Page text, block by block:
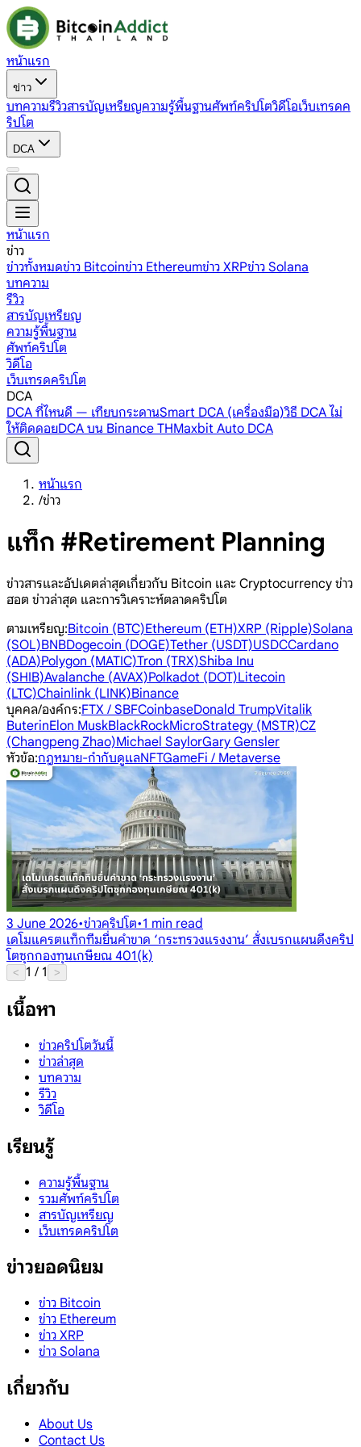
หน้าแรก
ข่าว
บทความรีวิวสารบัญเหรียญความรู้พื้นฐานศัพท์คริปโตวิดีโอเว็บเทรดค
ริปโต
DCA
หน้าแรก
ข่าว
ข่าวทั้งหมดข่าว Bitcoinข่าว Ethereumข่าว XRPข่าว Solana
บทความ
รีวิว
สารบัญเหรียญ
ความรู้พื้นฐาน
ศัพท์คริปโต
วิดีโอ
เว็บเทรดคริปโต
DCA
DCA ที่ไหนดี — เทียบกระดานSmart DCA (เครื่องมือ)วิธี DCA ไม่
ให้ติดดอยDCA บน Binance THMaxbit Auto DCA
หน้าแรก
/ข่าว
แท็ก #Retirement Planning
ข่าวสารและอัปเดตล่าสุดเกี่ยวกับ Bitcoin และ Cryptocurrency ข่าว
ฮอต ข่าวล่าสุด และการวิเคราะห์ตลาดคริปโต
ตามเหรียญ:Bitcoin (BTC)Ethereum (ETH)XRP (Ripple)Solana
(SOL)BNBDogecoin (DOGE)Tether (USDT)USDCCardano
(ADA)Polygon (MATIC)Tron (TRX)Shiba Inu
(SHIB)Avalanche (AVAX)Polkadot (DOT)Litecoin
(LTC)Chainlink (LINK)Binance
บุคคล/องค์กร:FTX / SBFCoinbaseDonald TrumpVitalik
ButerinElon MuskBlackRockMicroStrategy (MSTR)CZ
(Changpeng Zhao)Michael SaylorGary Gensler
หัวข้อ:กฎหมาย-กำกับดูแลNFTGameFi / Metaverse
3 June 2026•ข่าวคริปโต•1 min read
เดโมแครตแท็กทีมยื่นคำขาด ‘กระทรวงแรงงาน’ สั่งเบรกแผนดึงคริป
โตซุกกองทุนเกษียณ 401(k)
< 1 / 1 >
เนื้อหา
ข่าวคริปโตวันนี้
ข่าวล่าสุด
บทความ
รีวิว
วิดีโอ
เรียนรู้
ความรู้พื้นฐาน
รวมศัพท์คริปโต
สารบัญเหรียญ
เว็บเทรดคริปโต
ข่าวยอดนิยม
ข่าว Bitcoin
ข่าว Ethereum
ข่าว XRP
ข่าว Solana
เกี่ยวกับ
About Us
Contact Us